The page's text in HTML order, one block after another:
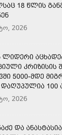
18 ᲬᲚᲘᲡ
2026
ᲚᲘᲓᲔᲠᲘ
ᲙᲠᲘᲖᲘᲡᲘᲡ
5000-ᲛᲓᲔ
ᲓᲐᲦᲣᲞᲣᲚᲘᲐ 100
2026
ᲓᲐ ᲐᲜᲐᲡᲢᲐᲡᲘᲐ